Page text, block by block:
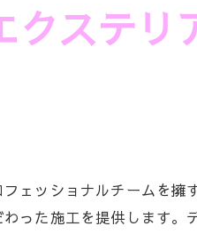
た提案 ステリ
ェッショナルチームを擁
った施工を提供します。